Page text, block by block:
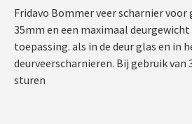
Fridavo Bommer veer scharnier voor
35mm en een maximaal
toepassing. als in de deur glas en in
deurveerscharnieren. Bij gebruik
sturen